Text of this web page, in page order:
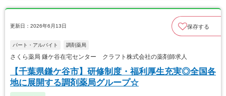
更新日：2026年6月13日 保存する
パート・アルバイト 調剤薬局
さくら薬局 鎌ケ谷在宅センター クラフト株式会社の薬剤師求人
【千葉県鎌ケ谷市】研修制度・福利厚生充実◎全国各
地に展開する調剤薬局グループ☆